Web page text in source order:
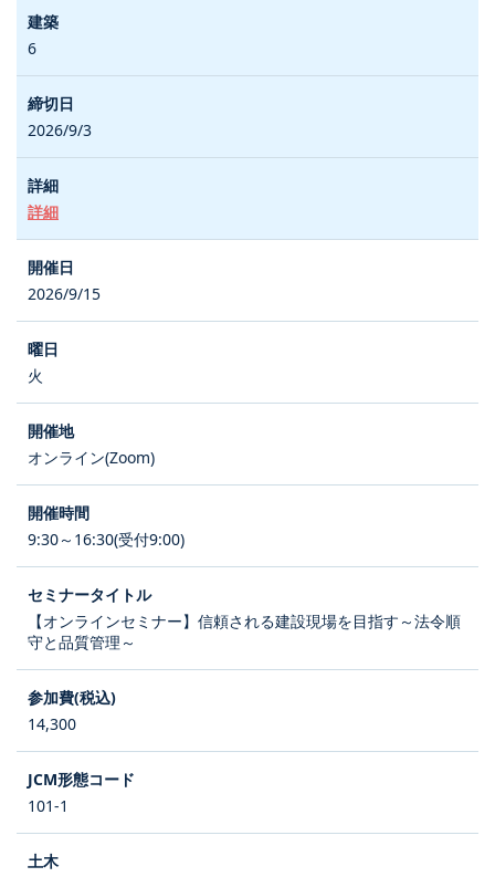
6
2026/9/3
詳細
2026/9/15
火
オンライン(Zoom)
9:30～16:30(受付9:00)
【オンラインセミナー】信頼される建設現場を目指す～法令順
守と品質管理～
14,300
101-1